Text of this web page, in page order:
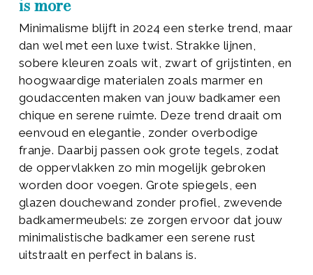
is more
Minimalisme blijft in 2024 een sterke trend, maar
dan wel met een luxe twist. Strakke lijnen,
sobere kleuren zoals wit, zwart of grijstinten, en
hoogwaardige materialen zoals marmer en
goudaccenten maken van jouw badkamer een
chique en serene ruimte. Deze trend draait om
eenvoud en elegantie, zonder overbodige
franje. Daarbij passen ook grote tegels, zodat
de oppervlakken zo min mogelijk gebroken
worden door voegen. Grote spiegels, een
glazen douchewand zonder profiel, zwevende
badkamermeubels: ze zorgen ervoor dat jouw
minimalistische badkamer een serene rust
uitstraalt en perfect in balans is.